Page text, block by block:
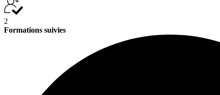
2
Formations suivies